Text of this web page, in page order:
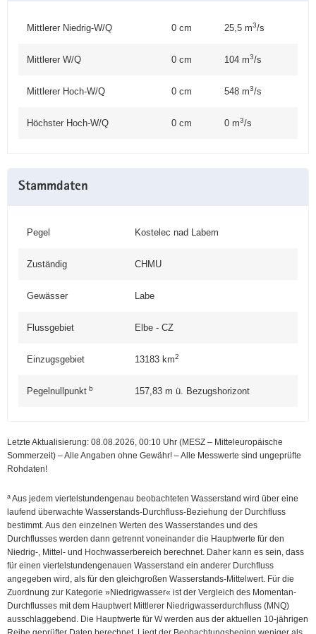
Mittlerer Niedrig-W/Q 0 cm 25,5 m3/s
Mittlerer W/Q 0 cm 104 m3/s
Mittlerer Hoch-W/Q 0 cm 548 m3/s
Höchster Hoch-W/Q 0 cm 0 m3/s
Stammdaten
Pegel Kostelec nad Labem
Zuständig CHMU
Gewässer Labe
Flussgebiet Elbe - CZ
Einzugsgebiet 13183 km2
Pegelnullpunkt b 157,83 m ü. Bezugshorizont
Letzte Aktualisierung: 08.08.2026, 00:10 Uhr (MESZ – Mitteleuropäische
Sommerzeit) –Alle Angaben ohne Gewähr! – Alle Messwerte sind ungeprüfte
Rohdaten!
a Aus jedem viertelstundengenau beobachteten Wasserstand wird über eine
laufend überwachte Wasserstands-Durchfluss-Beziehung der Durchfluss
bestimmt. Aus den einzelnen Werten des Wasserstandes und des
Durchflusses werden dann getrennt voneinander die Hauptwerte für den
Niedrig-, Mittel- und Hochwasserbereich berechnet. Daher kann es sein, dass
für einen viertelstundengenauen Wasserstand ein anderer Durchfluss
angegeben wird, als für den gleichgroßen Wasserstands-Mittelwert. Für die
Zuordnung zur Kategorie »Niedrigwasser« ist der Vergleich des Momentan-
Durchflusses mit dem Hauptwert Mittlerer Niedrig­wasser­durchfluss (MNQ)
ausschlaggebend. Die Hauptwerte für W werden aus der aktuellen 10-jährigen